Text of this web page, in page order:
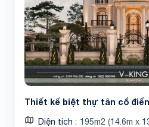
Thiết kế biệt thự tân cổ điển
Diện tích 195m2 (14.6m x